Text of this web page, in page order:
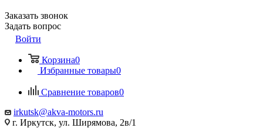
Заказать звонок
Задать вопрос
Войти
Корзина0
Избранные товары0
Сравнение товаров0
irkutsk@akva-motors.ru
г. Иркутск, ул. Ширямова, 2в/1